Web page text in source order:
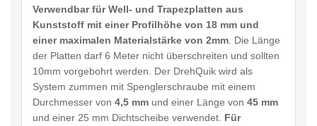
Verwendbar für Well- und Trapezplatten aus
Kunststoff mit einer Profilhöhe von 18 mm und
einer maximalen Materialstärke von 2mm . Die Länge
der Platten darf 6 Meter nicht überschreiten und sollten
10mm vorgebohrt werden. Der DrehQuik wird als
System zummen mit Spenglerschraube mit einem
Durchmesser von 4,5 mm und einer Länge von 45 mm
und einer 25 mm Dichtscheibe verwendet. Für